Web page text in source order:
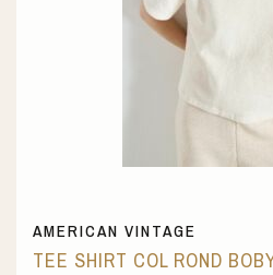
AMERICAN VINTAGE
TEE SHIRT COL ROND